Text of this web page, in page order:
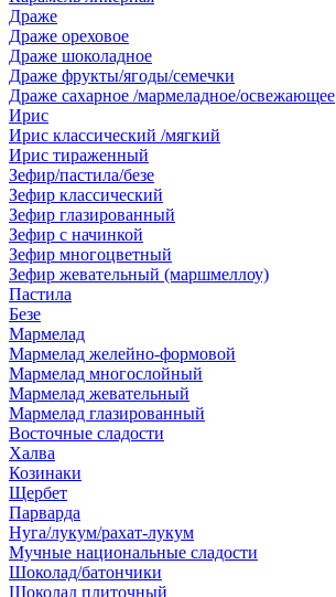
Драже
Драже ореховое
Драже шоколадное
Драже фрукты/ягоды/семечки
Драже сахарное /мармеладное/освежающее
Ирис
Ирис классический /мягкий
Ирис тираженный
Зефир/пастила/безе
Зефир классический
Зефир глазированный
Зефир с начинкой
Зефир многоцветный
Зефир жевательный (маршмеллоу)
Пастила
Безе
Мармелад
Мармелад желейно-формовой
Мармелад многослойный
Мармелад жевательный
Мармелад глазированный
Восточные сладости
Халва
Козинаки
Щербет
Парварда
Нуга/лукум/рахат-лукум
Мучные национальные сладости
Шоколад/батончики
Шоколад плиточный